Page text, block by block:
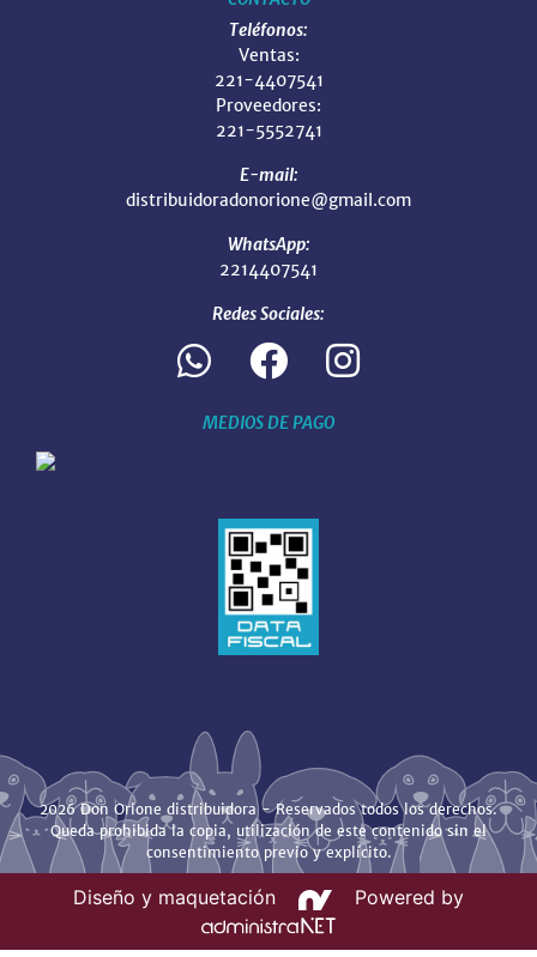
Teléfonos:
Ventas:
221-4407541
Proveedores:
221-5552741
E-mail:
distribuidoradonorione@gmail.com
WhatsApp:
2214407541
Redes Sociales:
MEDIOS DE PAGO
2026 Don Orione distribuidora - Reservados todos los derechos.
Queda prohibida la copia, utilización de este contenido sin el
consentimiento previo y explícito.
Diseño y maquetación Powered by